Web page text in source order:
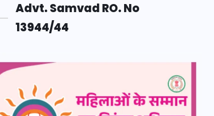
Advt. Samvad RO. No
13944/44